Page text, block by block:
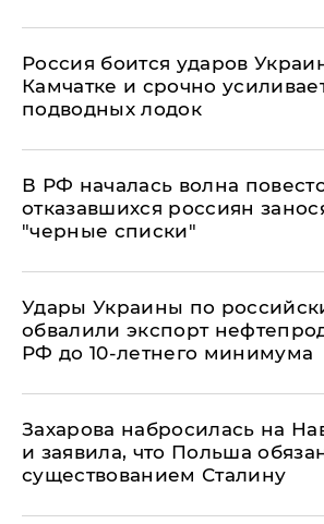
Россия боится ударов
Камчатке и срочно
подводных лодок
​В РФ началась волна
отказавшихся россиян
"черные списки"
Удары Украины по
обвалили экспорт
РФ до 10-летнего минимума
​Захарова набросилась на
и заявила, что Польша
существованием Сталину